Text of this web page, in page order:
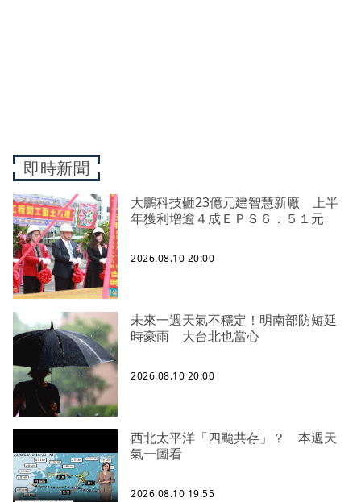
即時新聞
大鵬科技砸23億元建智慧新廠 上半
年獲利增逾４成ＥＰＳ６．５１元
2026.08.10 20:00
未來一週天氣不穩定！明南部防短延
時豪雨 大台北也當心
2026.08.10 20:00
西北太平洋「四颱共存」？ 本週天
氣一圖看
2026.08.10 19:55